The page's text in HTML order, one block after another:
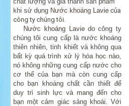
khi sử dụng Nước khoáng Lavie của
công ty chúng tôi.
Nước khoáng Lavie do công ty
chúng tôi cung cấp là nước khoáng
thiên nhiên, tinh khiết và không qua
bất kỳ quá trình xử lý hóa học nào,
nó không những cung cấp nước cho
cơ thể của bạn mà còn cung cấp
cho bạn khoáng chất cần thiết để
duy trì sinh lực và mang đến cho
bạn một cảm giác sảng khoái. Với